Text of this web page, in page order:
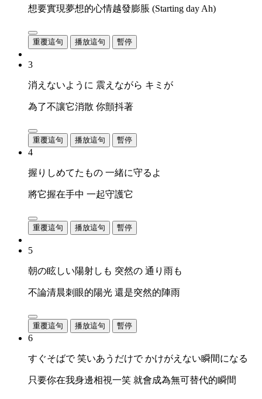
想要實現夢想的心情越發膨脹 (Starting day Ah)
重覆這句 播放這句 暫停
3
消えないように 震えながら キミが
為了不讓它消散 你顫抖著
重覆這句 播放這句 暫停
4
握りしめてたもの 一緒に守るよ
將它握在手中 一起守護它
重覆這句 播放這句 暫停
5
朝の眩しい陽射しも 突然の 通り雨も
不論清晨刺眼的陽光 還是突然的陣雨
重覆這句 播放這句 暫停
6
すぐそばで 笑いあうだけで かけがえない瞬間になる
只要你在我身邊相視一笑 就會成為無可替代的瞬間